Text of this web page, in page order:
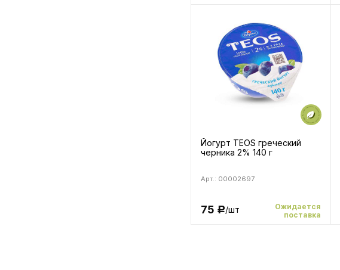
Йогурт TEOS греческий
черника 2% 140 г
Арт.: 00002697
75 Р/шт
Ожидается
поставка